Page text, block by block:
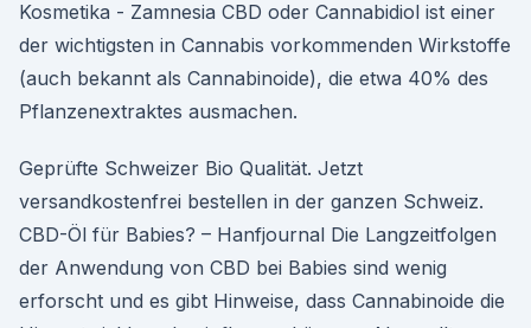
Kosmetika - Zamnesia CBD oder Cannabidiol ist einer
der wichtigsten in Cannabis vorkommenden Wirkstoffe
(auch bekannt als Cannabinoide), die etwa 40% des
Pflanzenextraktes ausmachen.
Geprüfte Schweizer Bio Qualität. Jetzt
versandkostenfrei bestellen in der ganzen Schweiz.
CBD-Öl für Babies? – Hanfjournal Die Langzeitfolgen
der Anwendung von CBD bei Babies sind wenig
erforscht und es gibt Hinweise, dass Cannabinoide die